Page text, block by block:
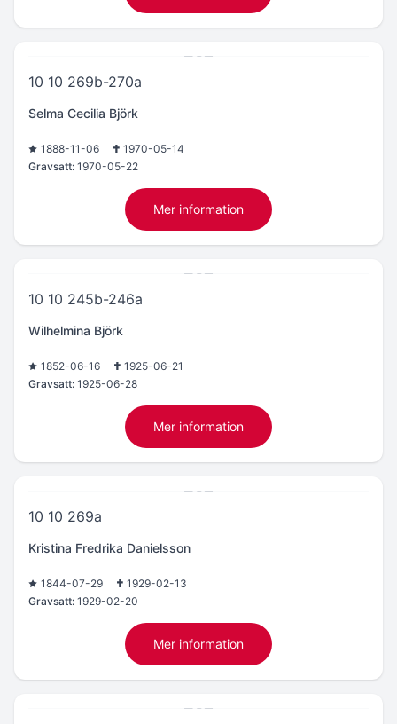
10 10 269b-270a
Selma Cecilia Björk
1888-11-06
1970-05-14
Gravsatt: 1970-05-22
Mer information
10 10 245b-246a
Wilhelmina Björk
1852-06-16
1925-06-21
Gravsatt: 1925-06-28
Mer information
10 10 269a
Kristina Fredrika Danielsson
1844-07-29
1929-02-13
Gravsatt: 1929-02-20
Mer information